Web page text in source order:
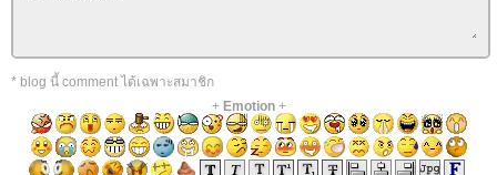
* blog นี้ comment ได้เฉพาะสมาชิก
+ Emotion+